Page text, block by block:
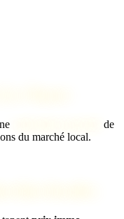
de
du marché local.